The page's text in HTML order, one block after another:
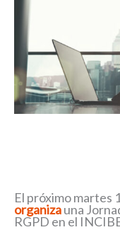
El próximo martes
organizauna
RGPD en el